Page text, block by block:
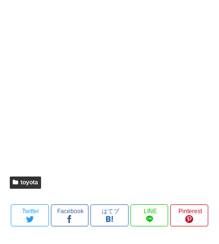
toyota
Twitter Facebook はてブ LINE Pinterest